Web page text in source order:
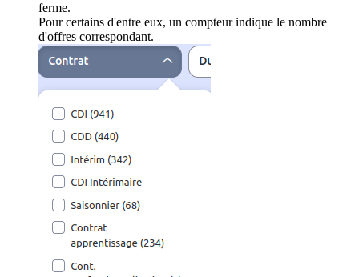
ferme.
Pour certains d'entre eux, un compteur indique le nombre
d'offres correspondant.